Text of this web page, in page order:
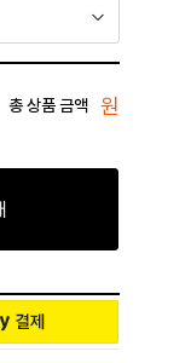
총 상품 금액 원